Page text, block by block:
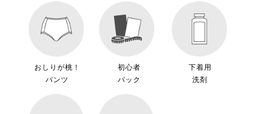
おしりが桃！
パンツ
初心者
パック
下着用
洗剤